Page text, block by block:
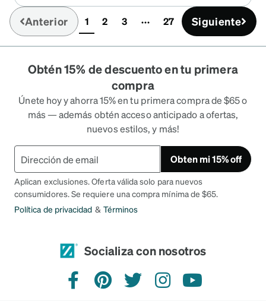
Anterior 1(current)
2 3 27 Siguiente
Obtén 15% de descuento en tu primera
compra
Únete hoy y ahorra 15% en tu primera compra de $65 o
más — además obtén acceso anticipado a ofertas,
nuevos estilos, y más!
Obten mi 15% off
Aplican exclusiones. Oferta válida solo para nuevos
consumidores. Se requiere una compra mínima de $65.
Política de privacidad & Términos
Socializa con nosotros
FacebookPinterestTwitterInstagramYouTube